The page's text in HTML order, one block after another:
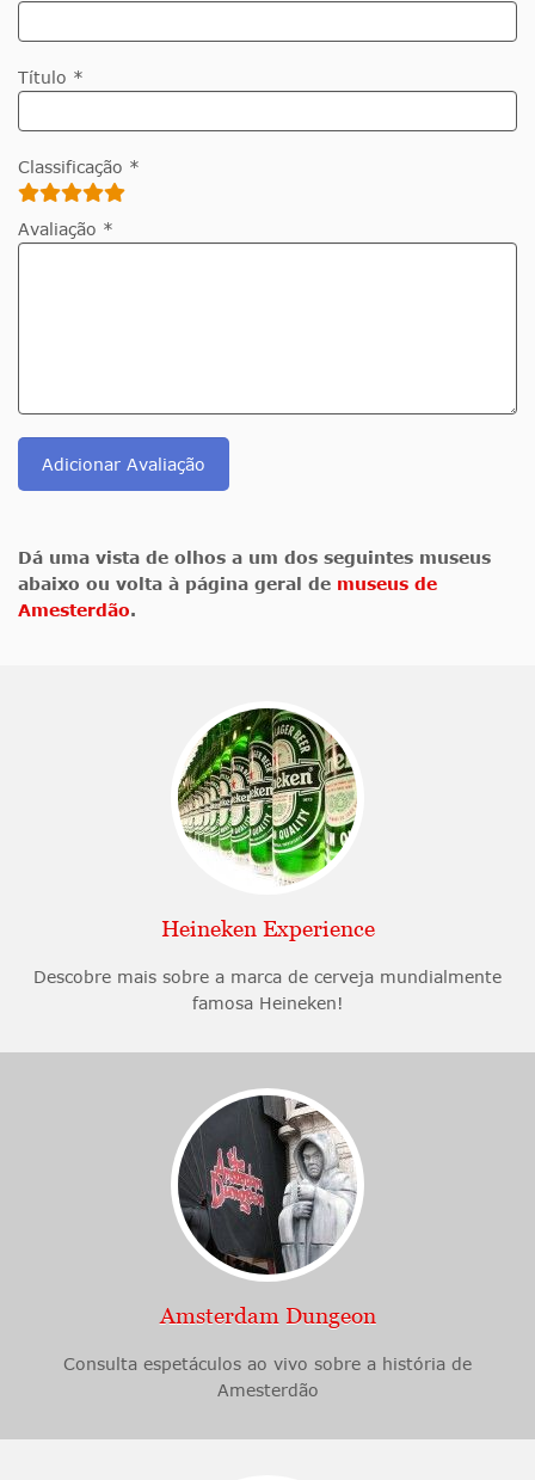
Título *
Classificação *
Avaliação *
Adicionar Avaliação
Dá uma vista de olhos a um dos seguintes museus
abaixo ou volta à página geral de museus de
Amesterdão.
Heineken Experience
Descobre mais sobre a marca de cerveja mundialmente
famosa Heineken!
Amsterdam Dungeon
Consulta espetáculos ao vivo sobre a história de
Amesterdão